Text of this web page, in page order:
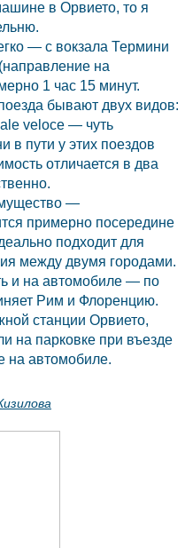
в Орвието, то я
— с вокзала Термини
на
1 час 15 минут.
бывают двух видов:
veloce — чуть
в пути у этих поездов
отличается в два
—
примерно посередине
подходит для
между двумя городами.
и на автомобиле — по
Рим и Флоренцию.
станции Орвието,
на парковке при въезде
на автомобиле.